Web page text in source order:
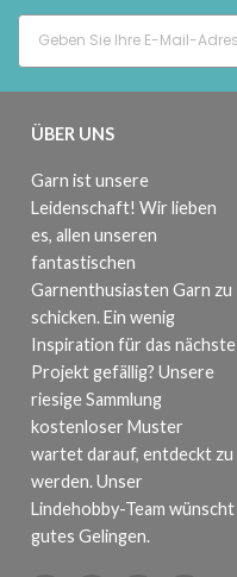
ÜBER UNS
Garn ist unsere
Leidenschaft! Wir lieben
es, allen unseren
fantastischen
Garnenthusiasten Garn zu
schicken. Ein wenig
Inspiration für das nächste
Projekt gefällig? Unsere
riesige Sammlung
kostenloser Muster
wartet darauf, entdeckt zu
werden. Unser
Lindehobby-Team wünscht
gutes Gelingen.